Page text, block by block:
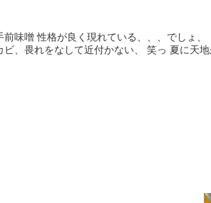
味噌 性格が良く現れている、、、でしょ、
ビ、畏れをなして近付かない、 笑っ 夏に天